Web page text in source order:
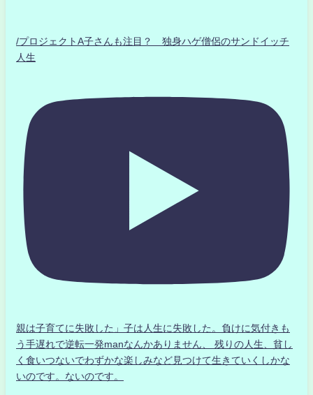
/プロジェクトA子さんも注目？ 独身ハゲ僧侶のサンドイッチ
人生
親は子育てに失敗した」子は人生に失敗した。負けに気付きも
う手遅れで逆転一発manなんかありません、 残りの人生、貧し
く食いつないでわずかな楽しみなど見つけて生きていくしかな
いのです。ないのです。